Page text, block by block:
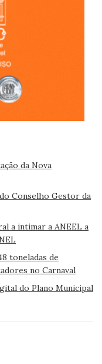
da Nova
Conselho Gestor da
a intimar a ANEEL a
toneladas de
no Carnaval
do Plano Municipal